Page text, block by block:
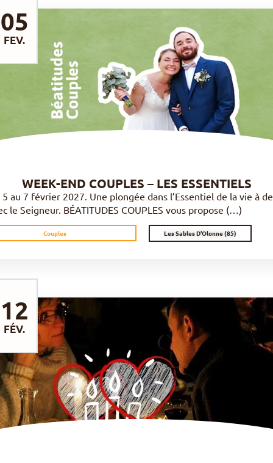
FEV.
DÉCOUVRIR
WEEK-END COUPLES – LES ESSENTIELS
5 au 7 février 2027. Une plongée dans l’Essentiel de la vie à
le Seigneur. BÉATITUDES COUPLES vous propose (…)
Couples Les Sables D'Olonne (85)
05
FÉV.
DÉCOUVRIR
12